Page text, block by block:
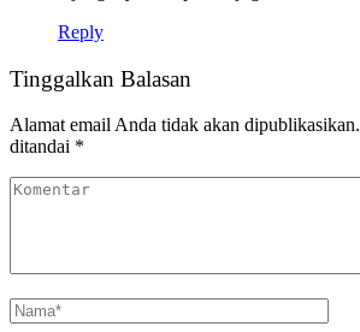
Reply
Tinggalkan Balasan
Alamat email Anda tidak akan dipublikasikan.
ditandai *